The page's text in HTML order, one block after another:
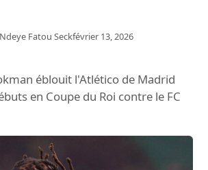
Ndeye Fatou Seckfévrier 13, 2026
éblouit l'Atlético de Madrid
en Coupe du Roi contre le FC